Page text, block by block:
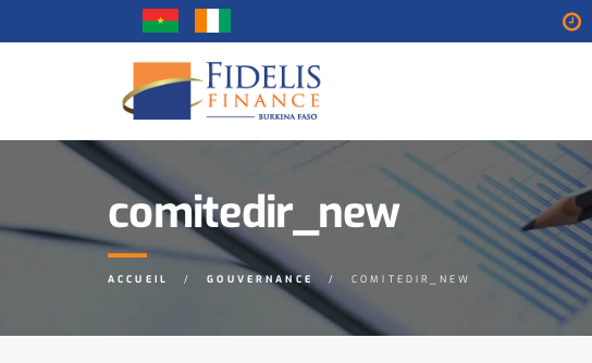
comitedir_new
ACCUEIL GOUVERNANCE COMITEDIR_NEW